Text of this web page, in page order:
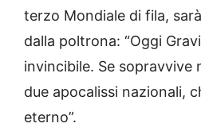
terzo Mondiale di fila,
dalla poltrona: “Oggi
invincibile. Se sopravvive
due apocalissi nazionali,
eterno”.